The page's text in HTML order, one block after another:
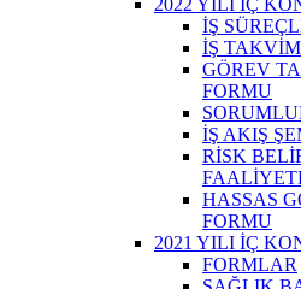
İŞ
İŞ
GÖREV
FORMU
İŞ AKIŞ
RİSK
HASSAS
FORMU
2021 YILI İÇ
FORMLAR